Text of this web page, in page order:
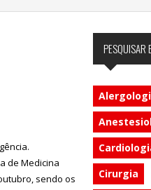
de Medicina
sendo os
PESQUISAR
Cirurgia